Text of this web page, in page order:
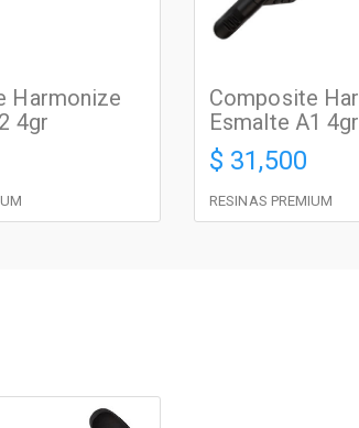
Harmonize
4gr
Composite
Esmalte A1 4gr
$ 31,500
RESINAS PREMIUM